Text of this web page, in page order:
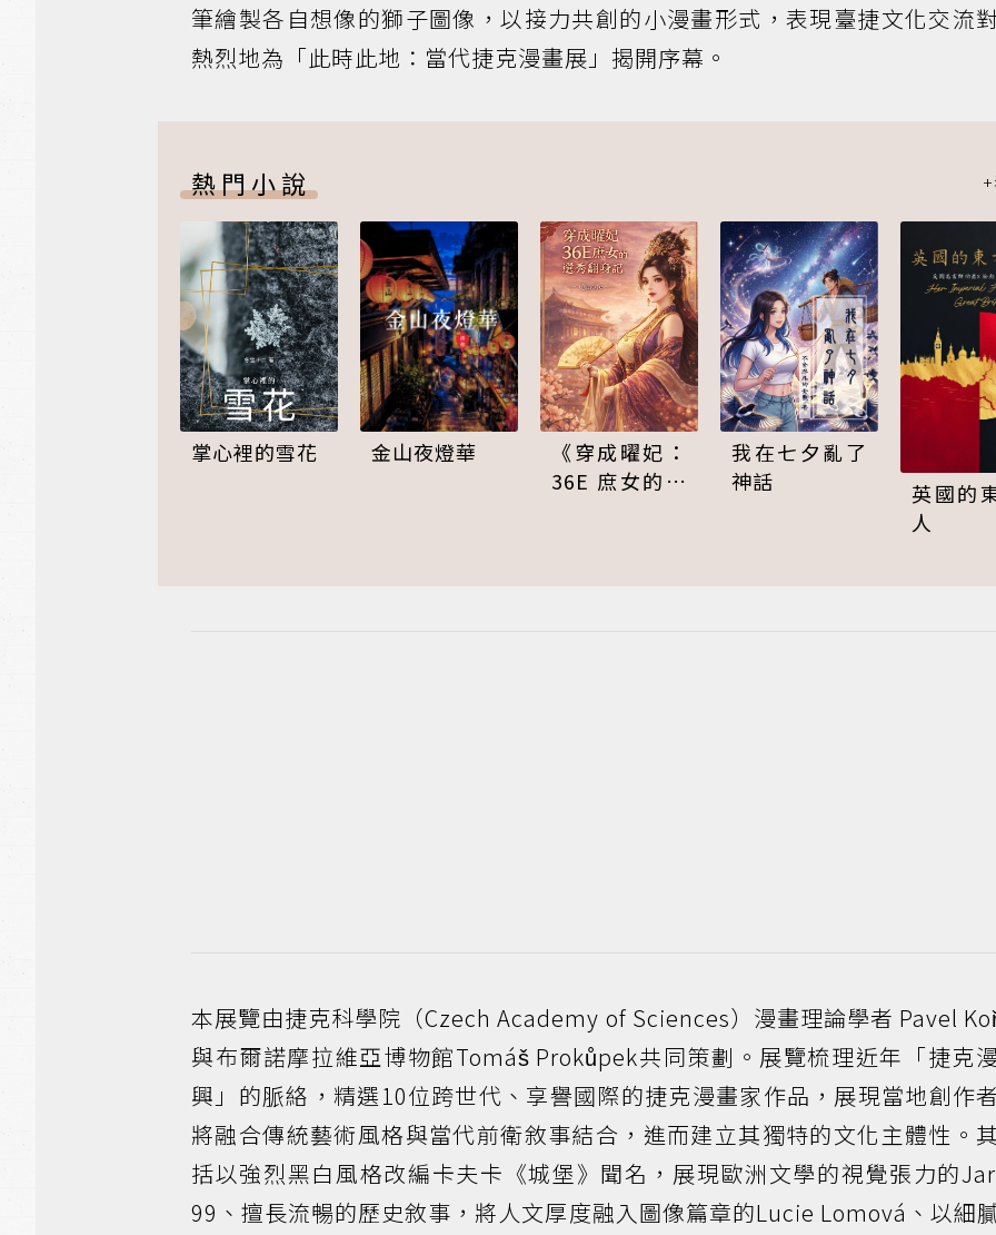
筆繪製各自想像的獅子圖像，以接力共創的小漫畫形式，表現臺捷文化交流
熱烈地為「此時此地：當代捷克漫畫展」揭開序幕。
熱門小說
掌心裡的雪花 金山夜燈華
《穿成曜妃：
36E 庶女的選
我在七夕亂了
神話
英國的
人
本展覽由捷克科學院（Czech Academy of Sciences）漫畫理論學者 Pavel
與布爾諾摩拉維亞博物館Tomáš Prokůpek共同策劃。展覽梳理近年「捷克
興」的脈絡，精選10位跨世代、享譽國際的捷克漫畫家作品，展現當地創作
將融合傳統藝術風格與當代前衛敘事結合，進而建立其獨特的文化主體性。
括以強烈黑白風格改編卡夫卡《城堡》聞名，展現歐洲文學的視覺張力的
99、擅長流暢的歷史敘事，將人文厚度融入圖像篇章的Lucie Lomová、以細